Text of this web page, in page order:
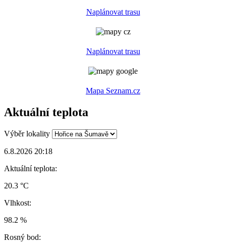
Naplánovat trasu
Naplánovat trasu
Mapa Seznam.cz
Aktuální teplota
Výběr lokality
6.8.2026 20:18
Aktuální teplota:
20.3 °C
Vlhkost:
98.2 %
Rosný bod: